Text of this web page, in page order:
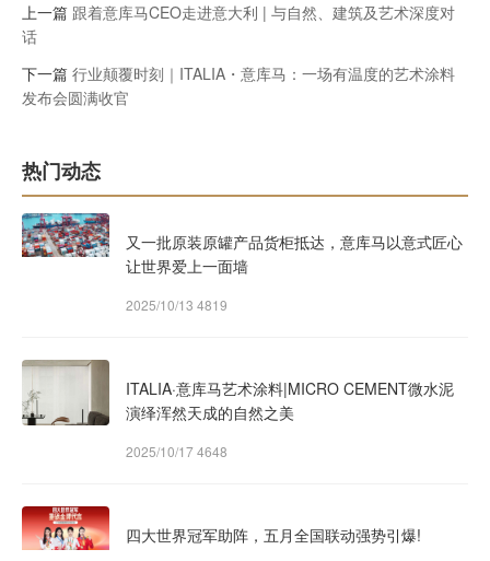
上一篇 跟着意库马CEO走进意大利 | 与自然、建筑及艺术深度对
话
下一篇 行业颠覆时刻｜ITALIA・意库马：一场有温度的艺术涂料
发布会圆满收官
热门动态
又一批原装原罐产品货柜抵达，意库马以意式匠心
让世界爱上一面墙
2025/10/13 4819
ITALIA·意库马艺术涂料|MICRO CEMENT微水泥
演绎浑然天成的自然之美
2025/10/174648
四大世界冠军助阵，五月全国联动强势引爆!